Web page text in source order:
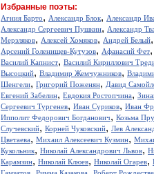
Избранные поэты:
Агния Барто, Александр Блок, Александр
Александр Сергеевич Пушкин, Александр
Мерзляков, Алексей Хомяков, Андрей Белый,
Арсений Голенищев-Кутузов, Афанасий Фет,
Василий Капнист, Василий Кириллович
Высоцкий, Владимир Жемчужников,
Шенгели, Григорий Поженян, Давид
Евгений Забелин, Евдокия Ростопчина,
Сергеевич Тургенев, Иван Суриков, Иван
Ипполит Федорович Богданович, Козьма
Случевский, Корней Чуковский, Лев
Цветаева, Михаил Алексеевич Кузмин,
Кукольник, Николай Александрович Львов,
Карамзин, Николай Клюев, Николай Огарев,